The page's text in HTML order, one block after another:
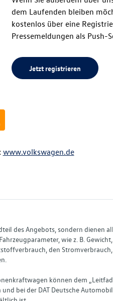
dem Laufenden bleiben
kostenlos über eine
Pressemeldungen als Push-
Jetzt registrieren
www.volkswagen.de
des Angebots, sondern dienen
wie z. B.
den Stromverbrauch,
können dem
bei der DAT Deutsche